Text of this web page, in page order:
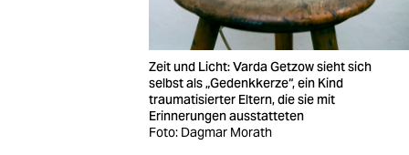
Zeit und Licht: Varda Getzow sieht sich
selbst als „Gedenkkerze“, ein Kind
traumatisierter Eltern, die sie mit
Erinnerungen ausstatteten
Foto: Dagmar Morath